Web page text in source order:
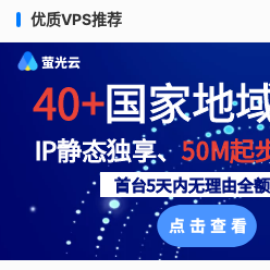
优质VPS推荐